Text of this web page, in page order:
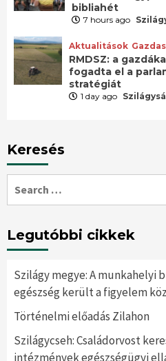
bibliahét
7 hours ago
Aktualitások
RMDSZ: a
fogadta el a
stratégiát
1 day ago
Keresés
for:
Legutóbbi cikkek
Szilágy megye: A munkahelyi
egészség került a figyelem
Történelmi előadás Zilahon
Szilágycseh: Családorvost
intézmények egészségügyi